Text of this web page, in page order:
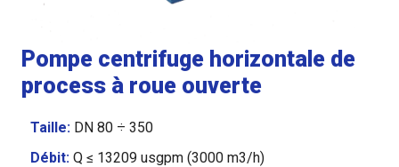
Pompe centrifuge horizontale de
process à roue ouverte
Taille: DN 80 ÷ 350
Débit: Q ≤ 13209 usgpm (3000 m3/h)